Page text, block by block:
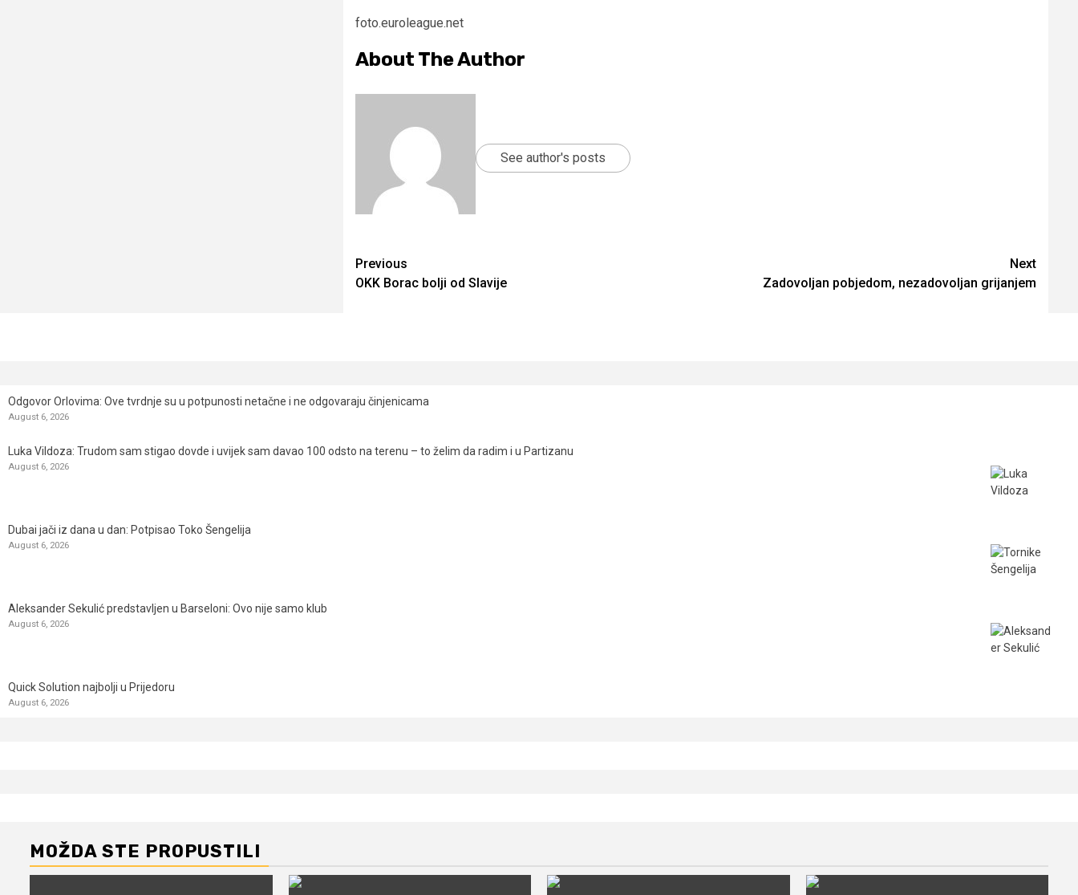
foto.euroleague.net
About The Author
See author's posts
Continue
Reading
Previous
OKK Borac bolji od Slavije
Next
Zadovoljan pobjedom, nezadovoljan grijanjem
Odgovor Orlovima: ​Ove tvrdnje su u potpunosti netačne i ne odgovaraju činjenicama
August 6, 2026
Luka Vildoza: Trudom sam stigao dovde i uvijek sam davao 100 odsto na terenu – to želim da radim i u Partizanu
August 6, 2026
Dubai jači iz dana u dan: Potpisao Toko Šengelija
August 6, 2026
Aleksander Sekulić predstavljen u Barseloni: Ovo nije samo klub
August 6, 2026
Quick Solution najbolji u Prijedoru
August 6, 2026
MOŽDA STE PROPUSTILI